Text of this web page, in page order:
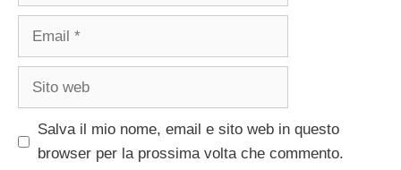
Email
Sito
Salva il mio nome, email e sito web in questo
browser per la prossima volta che commento.